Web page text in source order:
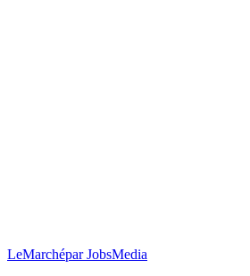
LeMarchépar JobsMedia